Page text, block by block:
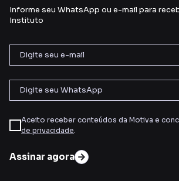
Informe seu WhatsApp ou e-mail para
Instituto
Aceito receber conteúdos da Motiva e
de privacidade
Assinar agora